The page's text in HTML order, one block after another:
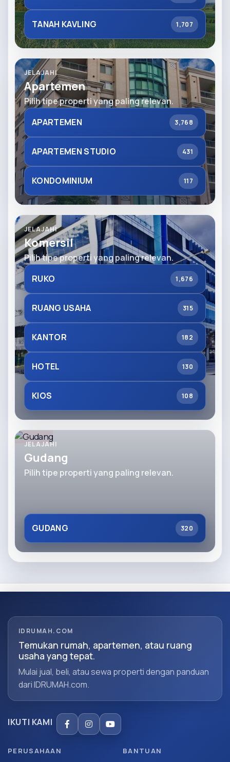
TANAH KAVLING 1,707
JELAJAHI
Apartemen
Pilih tipe properti yang paling relevan.
APARTEMEN
3,768
APARTEMEN STUDIO 431
KONDOMINIUM 117
JELAJAHI
Komersil
Pilih tipe properti yang paling relevan.
RUKO
1,676
RUANG USAHA 315
KANTOR 182
HOTEL 130
KIOS 108
JELAJAHI
Gudang
Pilih tipe properti yang paling relevan.
GUDANG 320
IDRUMAH.COM
Temukan rumah, apartemen, atau ruang
usaha yang tepat.
Mulai jual, beli, atau sewa properti dengan panduan
dari IDRUMAH.com.
IKUTI KAMI
PERUSAHAAN BANTUAN